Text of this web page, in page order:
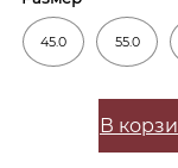
45.0 55.0
В